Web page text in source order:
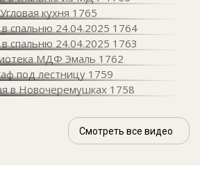
Смотреть все видео